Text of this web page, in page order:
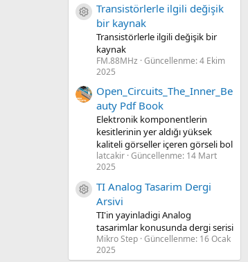
Kaynak ikon/amblem
Transistörlerle ilgili değişik
bir kaynak
Transistörlerle ilgili değişik bir
kaynak
FM.88MHz Güncellenme:4 Ekim
2025
Open_Circuits_The_Inner_Be
auty Pdf Book
Elektronik komponentlerin
kesitlerinin yer aldığı yüksek
kaliteli görseller içeren görseli bol
latcakir Güncellenme: 14 Mart
2025
Kaynak ikon/amblem
TI Analog Tasarim Dergi
Arsivi
TI'in yayinladigi Analog
tasarimlar konusunda dergi serisi
Mikro Step Güncellenme: 16 Ocak
2025